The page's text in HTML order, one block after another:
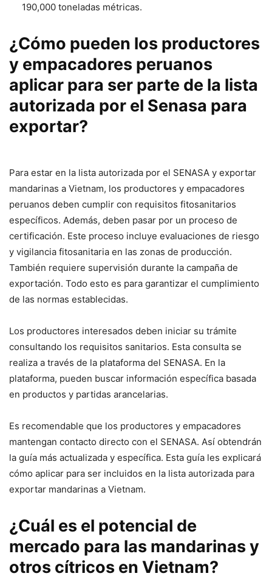
190,000 toneladas métricas.
¿Cómo pueden los productores
y empacadores peruanos
aplicar para ser parte de la lista
autorizada por el Senasa para
exportar?
Para estar en la lista autorizada por el SENASA y exportar
mandarinas a Vietnam, los productores y empacadores
peruanos deben cumplir con requisitos fitosanitarios
específicos. Además, deben pasar por un proceso de
certificación. Este proceso incluye evaluaciones de riesgo
y vigilancia fitosanitaria en las zonas de producción.
También requiere supervisión durante la campaña de
exportación. Todo esto es para garantizar el cumplimiento
de las normas establecidas.
Los productores interesados deben iniciar su trámite
consultando los requisitos sanitarios. Esta consulta se
realiza a través de la plataforma del SENASA. En la
plataforma, pueden buscar información específica basada
en productos y partidas arancelarias.
Es recomendable que los productores y empacadores
mantengan contacto directo con el SENASA. Así obtendrán
la guía más actualizada y específica. Esta guía les explicará
cómo aplicar para ser incluidos en la lista autorizada para
exportar mandarinas a Vietnam.
¿Cuál es el potencial de
mercado para las mandarinas y
otros cítricos en Vietnam?